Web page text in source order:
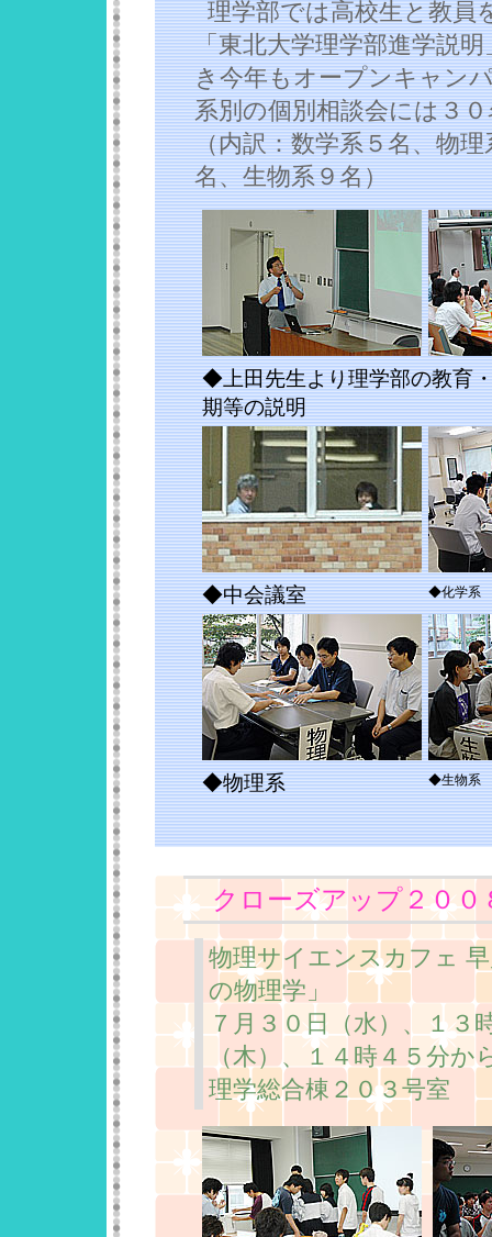
理学部では高校生と教員
「東北大学理学部進学説
き今年もオープンキャン
系別の個別相談会には３
（内訳：数学系５名、物
名、生物系９名）
◆上田先生より理学部の教育
期等の説明
◆中会議室 ◆化学系
◆物理系 ◆生物系
クローズアップ２０
物理サイエンスカフェ
の物理学」
７月３０日（水）、１３
（木）、１４時４５分か
理学総合棟２０３号室